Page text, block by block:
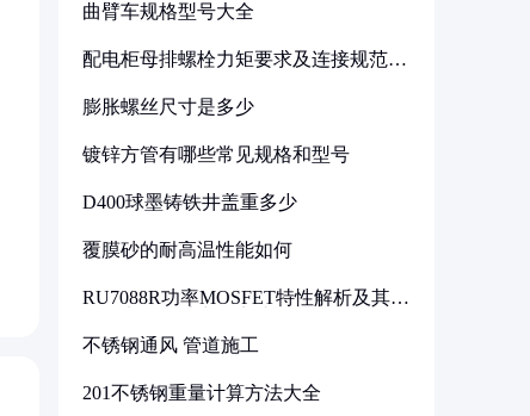
曲臂车规格型号大全
配电柜母排螺栓力矩要求及连接规范详
膨胀螺丝尺寸是多少
镀锌方管有哪些常见规格和型号
D400球墨铸铁井盖重多少
覆膜砂的耐高温性能如何
RU7088R功率MOSFET特性解析及其在
不锈钢通风 管道施工
201不锈钢重量计算方法大全